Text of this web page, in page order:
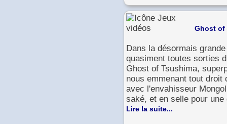
Ghost of
Dans la désormais
quasiment toutes sorties
Ghost of Tsushima,
nous emmenant tout droit
avec l'envahisseur
saké, et en selle pour
Lire la suite...